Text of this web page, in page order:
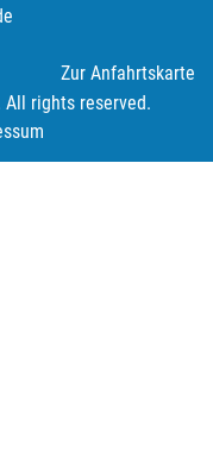
Zur Anfahrtskarte
rights reserved.